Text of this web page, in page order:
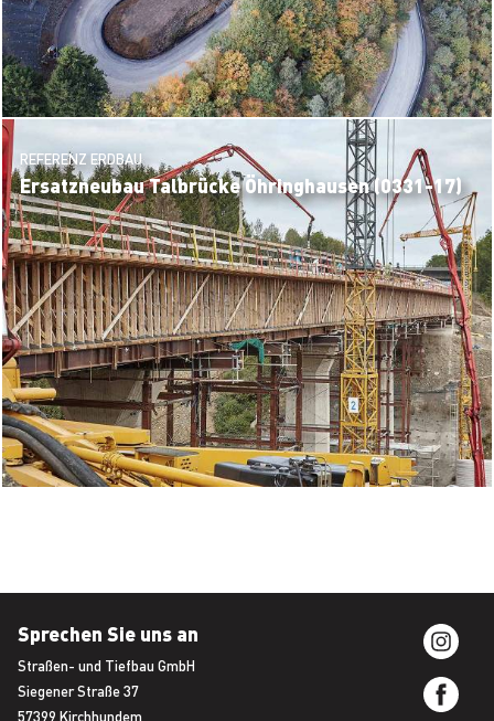
REFERENZ ERDBAU
Ersatzneubau Talbrücke Öhringhausen (0331-17)
Sprechen Sie uns an
Straßen- und Tiefbau GmbH
Siegener Straße 37
57399 Kirchhundem